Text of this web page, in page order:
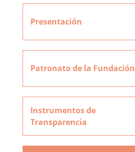
Presentación
Patronato de la Fundación
Instrumentos de
Transparencia